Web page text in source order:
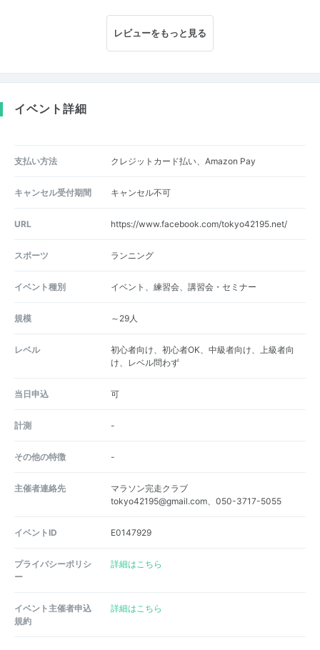
レビューをもっと見る
イベント詳細
支払い方法 クレジットカード払い、Amazon Pay
キャンセル受付期間 キャンセル不可
URL https://www.facebook.com/tokyo42195.net/
スポーツ ランニング
イベント種別 イベント、練習会、講習会・セミナー
規模 ～29人
レベル
初心者向け、初心者OK、中級者向け、上級者向
け、レベル問わず
当日申込 可
計測 -
その他の特徴 -
主催者連絡先
マラソン完走クラブ
tokyo42195@gmail.com、050-3717-5055
イベントID E0147929
プライバシーポリシ
ー
詳細はこちら
イベント主催者申込
規約
詳細はこちら